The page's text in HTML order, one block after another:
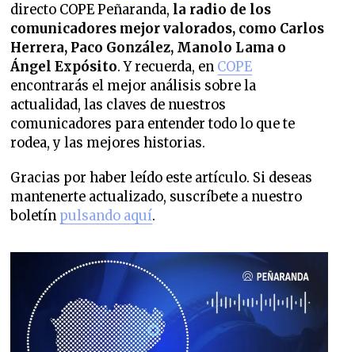
directo COPE Peñaranda, la radio de los
comunicadores mejor valorados, como Carlos
Herrera, Paco González, Manolo Lama o
Ángel Expósito. Y recuerda, en COPE
encontrarás el mejor análisis sobre la
actualidad, las claves de nuestros
comunicadores para entender todo lo que te
rodea, y las mejores historias.
Gracias por haber leído este artículo. Si deseas
mantenerte actualizado, suscríbete a nuestro
boletín pulsando aquí.